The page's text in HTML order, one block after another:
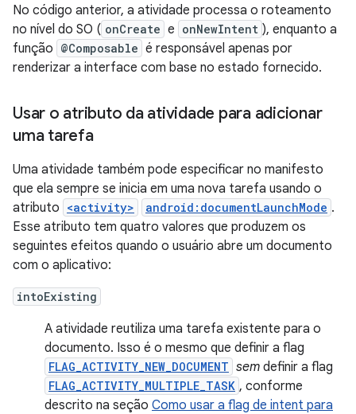
No código anterior, a atividade processa o roteamento
no nível do SO ( onCreate e onNewIntent ), enquanto a
função @Composable é responsável apenas por
renderizar a interface com base no estado fornecido.
Usar o atributo da atividade para adicionar
uma tarefa
Uma atividade também pode especificar no manifesto
que ela sempre se inicia em uma nova tarefa usando o
atributo <activity> android:documentLaunchMode .
Esse atributo tem quatro valores que produzem os
seguintes efeitos quando o usuário abre um documento
com o aplicativo:
intoExisting
A atividade reutiliza uma tarefa existente para o
documento. Isso é o mesmo que definir a flag
FLAG_ACTIVITY_NEW_DOCUMENT sem definir a flag
FLAG_ACTIVITY_MULTIPLE_TASK , conforme
descrito na seção Como usar a flag de intent para